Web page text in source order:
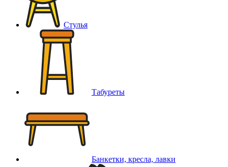
Стулья
Табуреты
Банкетки, кресла, лавки